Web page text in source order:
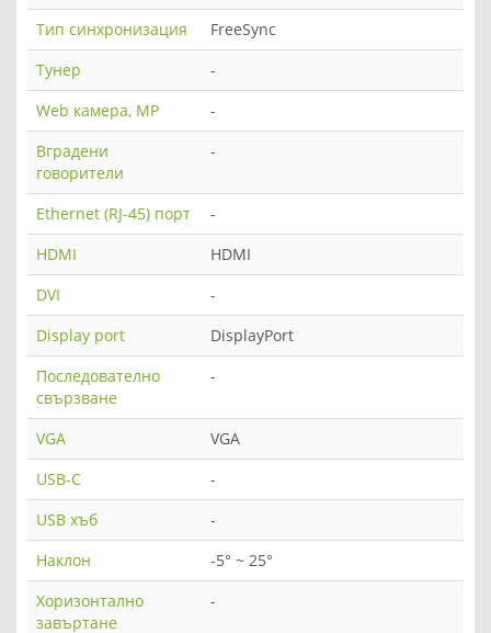
Тип синхронизация
FreeSync
Тунер
-
Web камера, MP
-
Вградени
говорители
-
Ethernet (RJ-45) порт
-
HDMI
HDMI
DVI
-
Display port
DisplayPort
Последователно
свързване
-
VGA
VGA
USB-C
-
USB хъб
-
Наклон
-5° ~ 25°
Хоризонтално
завъртане
-